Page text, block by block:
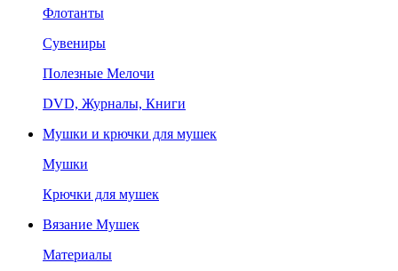
Флотанты
Сувениры
Полезные Мелочи
DVD, Журналы, Книги
Мушки и крючки для мушек
Мушки
Крючки для мушек
Вязание Мушек
Материалы